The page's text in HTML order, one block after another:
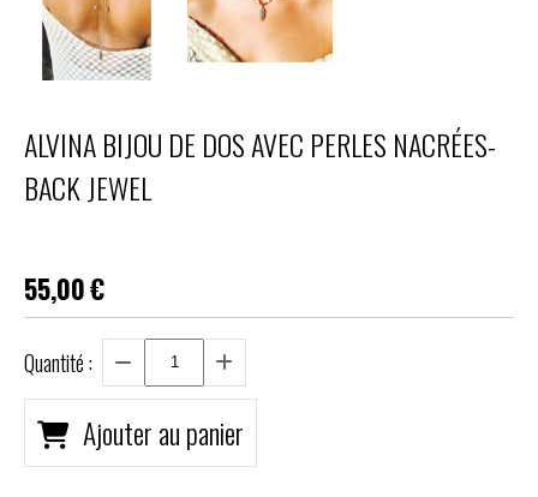
ALVINA BIJOU DE DOS AVEC PERLES NACRÉES-
BACK JEWEL
55,00€
Quantité :
Ajouter au panier